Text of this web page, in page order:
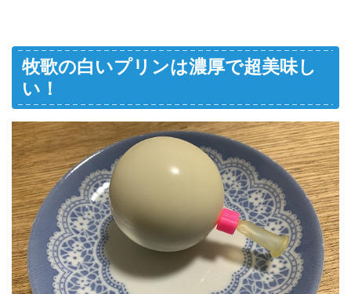
牧歌の白いプリンは濃厚で超美味し
い！